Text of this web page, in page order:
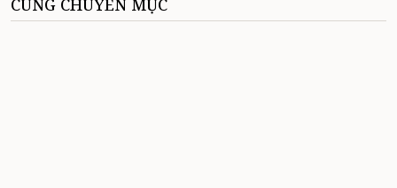
CÙNG CHUYÊN MỤC